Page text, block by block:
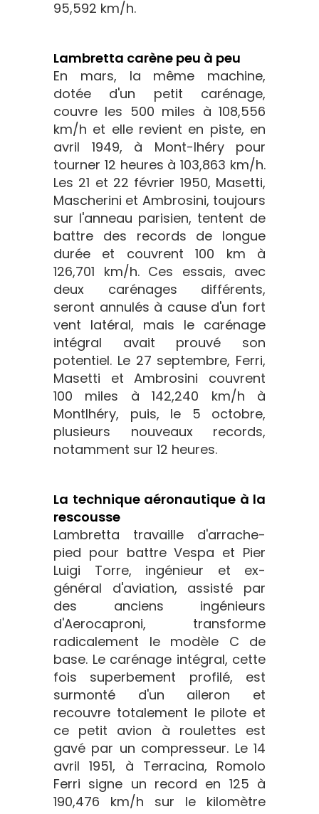
95,592 km/h.
Lambretta carène peu à peu
En mars, la même machine,
dotée d'un petit carénage,
couvre les 500 miles à 108,556
km/h et elle revient en piste, en
avril 1949, à Mont-lhéry pour
tourner 12 heures à 103,863 km/h.
Les 21 et 22 février 1950, Masetti,
Mascherini et Ambrosini, toujours
sur l'anneau parisien, tentent de
battre des records de longue
durée et couvrent 100 km à
126,701 km/h. Ces essais, avec
deux carénages différents,
seront annulés à cause d'un fort
vent latéral, mais le carénage
intégral avait prouvé son
potentiel. Le 27 septembre, Ferri,
Masetti et Ambrosini couvrent
100 miles à 142,240 km/h à
Montlhéry, puis, le 5 octobre,
plusieurs nouveaux records,
notamment sur 12 heures.
La technique aéronautique à la
rescousse
Lambretta travaille d'arrache-
pied pour battre Vespa et Pier
Luigi Torre, ingénieur et ex-
général d'aviation, assisté par
des anciens ingénieurs
d'Aerocaproni, transforme
radicalement le modèle C de
base. Le carénage intégral, cette
fois superbement profilé, est
surmonté d'un aileron et
recouvre totalement le pilote et
ce petit avion à roulettes est
gavé par un compresseur. Le 14
avril 1951, à Terracina, Romolo
Ferri signe un record en 125 à
190,476 km/h sur le kilomètre